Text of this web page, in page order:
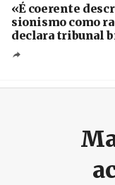
«É coerente
sionismo como
declara tribunal